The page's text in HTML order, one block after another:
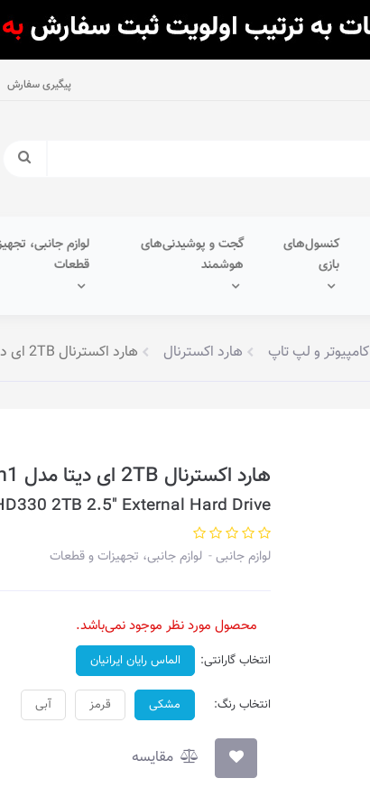
پیگیری سفارش
کنسول‌های
بازی
گجت و پوشیدنی‌های
هوشمند
لوازم جانبی،
قطعات
کامپیوتر و لپ تاپ هارد اکسترنال هارد اکسترنال 2TB ای دیتا مدل HD330 USB3.2 Gen1
هارد اکسترنال 2TB ای دیتا مدل HD330 USB3.2 Gen1
2TB 2.5" External Hard Drive
لوازم جانبی لوازم جانبی، تجهیزات و قطعات
محصول مورد نظر موجود نمی‌باشد.
انتخاب گارانتی: الماس رایان ایرانیان
انتخاب رنگ: مشکی قرمز آبی
مقایسه